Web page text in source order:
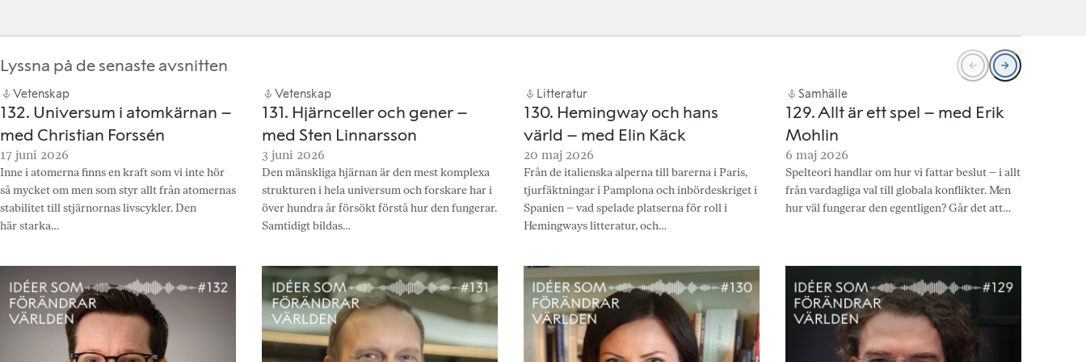
å
c
a
s
t
S
o
t
i
y
A
p
l
e
o
d
c
a
Lyssna på de senaste avsnitten
Vetenskap
132. Universum i atomkärnan –
med Christian Forssén
17 juni 2026
Inne i atomerna finns en kraft som vi inte hör
så mycket om men som styr allt från atomernas
stabilitet till stjärnornas livscykler. Den
här starka…
Vetenskap
131. Hjärnceller och gener –
med Sten Linnarsson
3 juni 2026
Den mänskliga hjärnan är den mest komplexa
strukturen i hela universum och forskare har i
över hundra år försökt förstå hur den fungerar.
Samtidigt bildas…
Litteratur
130. Hemingway och hans
värld – med Elin Käck
20 maj 2026
Från de italienska alperna till barerna i Paris,
tjurfäktningar i Pamplona och inbördeskriget i
Spanien – vad spelade platserna för roll i
Hemingways litteratur, och…
Samhälle
129. Allt är ett spel – med Erik
Mohlin
6 maj 2026
Spelteori handlar om hur vi fattar beslut – i allt
från vardagliga val till globala konflikter. Men
hur väl fungerar den egentligen? Går det att…